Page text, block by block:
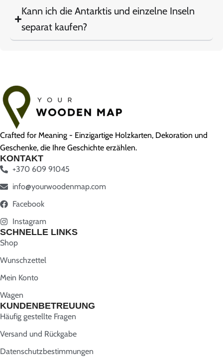
Kann ich die Antarktis und einzelne Inseln
separat kaufen?
Crafted for Meaning - Einzigartige Holzkarten, Dekoration und
Geschenke, die Ihre Geschichte erzählen.
KONTAKT
+370 609 91045
info@yourwoodenmap.com
Facebook
Instagram
SCHNELLE LINKS
Shop
Wunschzettel
Mein Konto
Wagen
KUNDENBETREUUNG
Häufig gestellte Fragen
Versand und Rückgabe
Datenschutzbestimmungen